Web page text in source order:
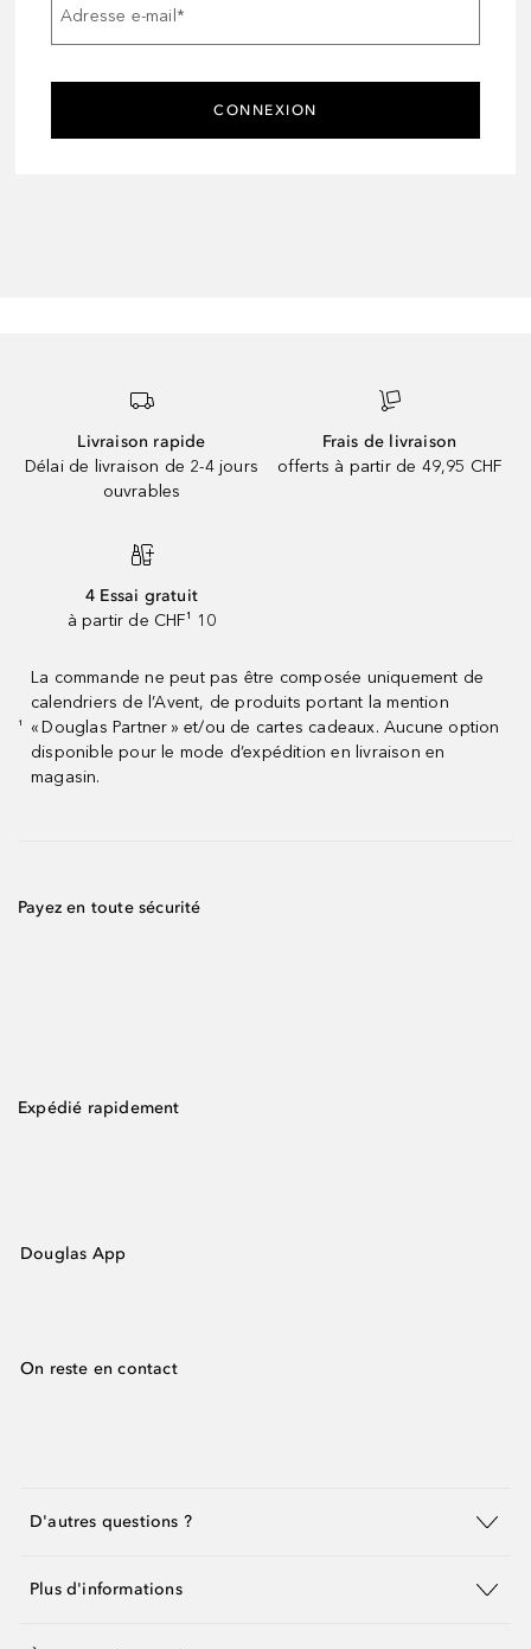
Adresse e-mail*
CONNEXION
Livraison rapide
Délai de livraison de 2-4 jours
ouvrables
Frais de livraison
offerts à partir de 49,95 CHF
4 Essai gratuit
à partir de CHF¹ 10
¹
La commande ne peut pas être composée uniquement de
calendriers de l’Avent, de produits portant la mention
« Douglas Partner » et/ou de cartes cadeaux. Aucune option
disponible pour le mode d’expédition en livraison en
magasin.
Payez en toute sécurité
Expédié rapidement
Douglas App
On reste en contact
D'autres questions ?
Plus d'informations